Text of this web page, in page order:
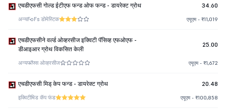
एचडीएफसी गोल्ड ईटीएफ फन्ड ओफ फन्ड - डायरेक्ट ग्रोथ 34.60
अन्यFoFs डोमेस्टिक एयूएम - ₹11,019
एचडीएफसीने वर्ल्ड ओव्हरसीज इक्विटी पॅसिव्ह एफओएफ -
डीआइआर ग्रोथ विकसित केली
25.00
अन्यफॉफ्स ओव्हरसीज एयूएम - ₹1,672
एचडीएफसी मिड् केप फन्ड - डायरेक्ट ग्रोथ 20.48
इक्विटीमिड कॅप फंड एयूएम - ₹100,858